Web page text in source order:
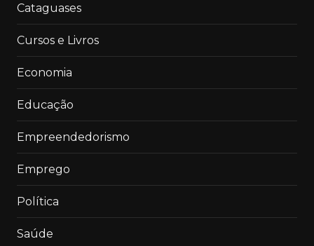
Cataguases
Cursos e Livros
Economia
Educação
Empreendedorismo
Emprego
Política
Saúde